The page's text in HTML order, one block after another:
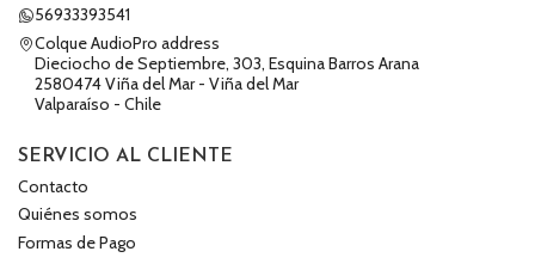
56933393541
Colque AudioPro address
Dieciocho de Septiembre, 303, Esquina Barros Arana
2580474 Viña del Mar - Viña del Mar
Valparaíso - Chile
SERVICIO AL CLIENTE
Contacto
Quiénes somos
Formas de Pago